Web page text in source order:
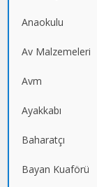
Anaokulu
Av Malzemeleri
Avm
Ayakkabı
Baharatçı
Bayan Kuaförü